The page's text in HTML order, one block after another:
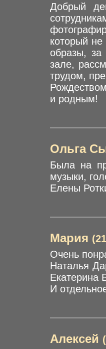
Добрый
который
образы, за
зале,
трудом,
и родным!
Ольга
Была на
музыки,
Елены
Мария
Очень
Наталья
Екатерина
И
Алексей